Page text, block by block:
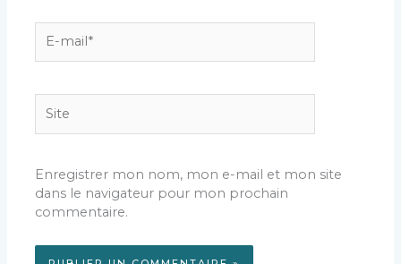
mail*
Enregistrer mon nom, mon e-mail et mon site
dans le navigateur pour mon prochain
commentaire.